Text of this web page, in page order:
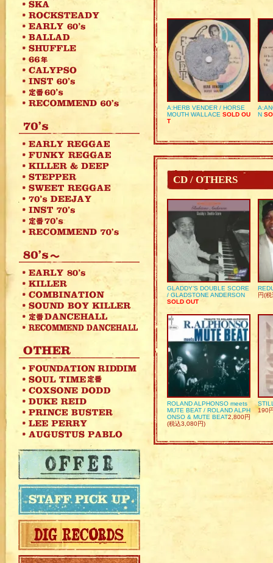
A:HERB VENDER / HORSE
MOUTH WALLACE SOLD OU
T
N
CD / OTHERS
GLADDY’S DOUBLE SCORE
/ GLADSTONE ANDERSON
SOLD OUT
円(
ROLAND ALPHONSO meets
MUTE BEAT / ROLAND ALPH
ONSO & MUTE BEAT2,800円
(税込3,080円)
190